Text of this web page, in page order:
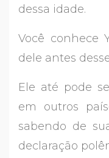
dessa idade.
Você conhece
dele antes
Ele até pode
em outros
sabendo de
declaração